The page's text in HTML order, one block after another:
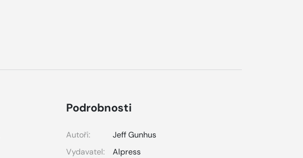
Podrobnosti
Autoři:
Jeff Gunhus
Vydavatel:
Alpress